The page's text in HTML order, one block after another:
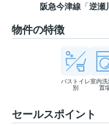
阪急今津線 「逆瀬川
物件の特徴
バストイレ
別
室内洗
置
セールスポイント